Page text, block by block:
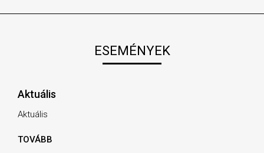
ESEMÉNYEK
Aktuális
Aktuális
TOVÁBB